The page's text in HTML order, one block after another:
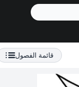
قائمة الفصول